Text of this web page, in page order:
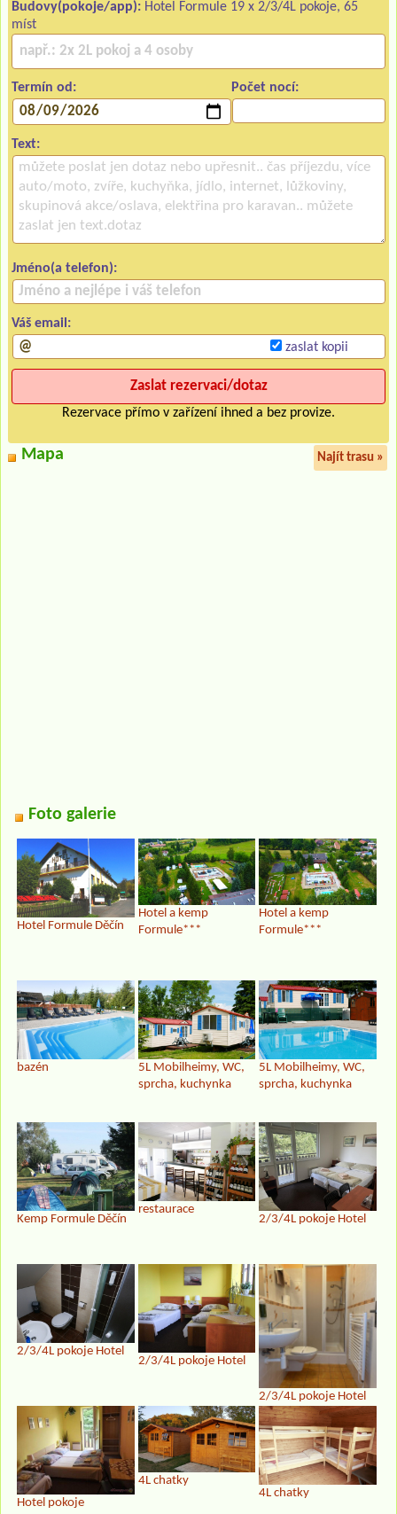
Budovy(pokoje/app): Hotel Formule 19 x 2/3/4L pokoje, 65
míst
Termín od: Počet nocí:
Text:
Jméno(a telefon):
Váš email:
zaslat kopii
Rezervace přímo v zařízení ihned a bez provize.
Mapa Najít trasu »
Foto galerie
Hotel Formule Děčín
Hotel a kemp
Formule***
Hotel a kemp
Formule***
bazén
5L Mobilheimy, WC,
sprcha, kuchynka
5L Mobilheimy, WC,
sprcha, kuchynka
Kemp Formule Děčín
restaurace
2/3/4L pokoje Hotel
2/3/4L pokoje Hotel
2/3/4L pokoje Hotel
2/3/4L pokoje Hotel
Hotel pokoje
4L chatky
4L chatky